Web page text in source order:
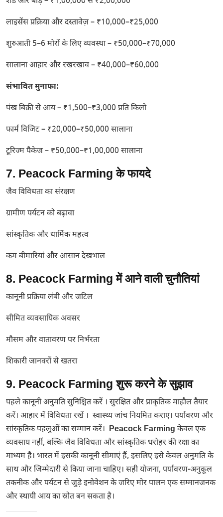
लाइसेंस प्रक्रिया और दस्तावेज़ – ₹10,000–₹25,000
शुरुआती 5–6 मोरों के लिए व्यवस्था – ₹50,000–₹70,000
सालाना आहार और रखरखाव – ₹40,000–₹60,000
संभावित मुनाफा:
पंख बिक्री से आय – ₹1,500–₹3,000 प्रति किलो
फार्म विजिट – ₹20,000–₹50,000 सालाना
टूरिज्म पैकेज – ₹50,000–₹1,00,000 सालाना
7. Peacock Farming के फायदे
जैव विविधता का संरक्षण
ग्रामीण पर्यटन को बढ़ावा
सांस्कृतिक और धार्मिक महत्व
कम बीमारियां और आसान देखभाल
8. Peacock Farming में आने वाली चुनौतियां
कानूनी प्रक्रिया लंबी और जटिल
सीमित व्यवसायिक अवसर
मौसम और वातावरण पर निर्भरता
शिकारी जानवरों से खतरा
9. Peacock Farming शुरू करने के सुझाव
पहले कानूनी अनुमति सुनिश्चित करें । सुरक्षित और प्राकृतिक माहौल तैयार
करें। आहार में विविधता रखें । स्वास्थ्य जांच नियमित कराए। पर्यावरण और
सांस्कृतिक पहलुओं का सम्मान करें। Peacock Farming केवल एक
व्यवसाय नहीं, बल्कि जैव विविधता और सांस्कृतिक धरोहर की रक्षा का
माध्यम है। भारत में इसकी कानूनी सीमाएं हैं, इसलिए इसे केवल अनुमति के
साथ और जिम्मेदारी से किया जाना चाहिए। सही योजना, पर्यावरण-अनुकूल
तकनीक और पर्यटन से जुड़े इनोवेशन के जरिए मोर पालन एक सम्मानजनक
और स्थायी आय का स्रोत बन सकता है।